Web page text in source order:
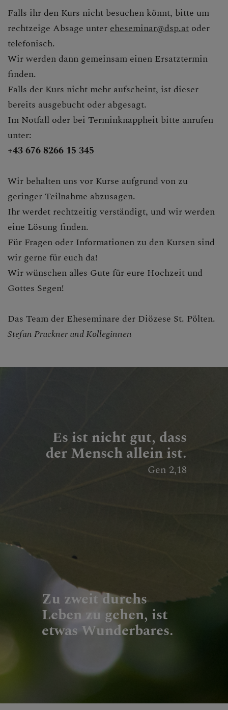
Falls ihr den Kurs nicht besuchen könnt, bitte um
rechtzeige Absage untereheseminar@dsp.at oder
telefonisch.
Wir werden dann gemeinsam einen Ersatztermin
finden.
Falls der Kurs nicht mehr aufscheint, ist dieser
bereits ausgebucht oder abgesagt.
Im Notfall oder bei Terminknappheit bitte anrufen
unter:
+43 676 8266 15 345
Wir behalten uns vor Kurse aufgrund von zu
geringer Teilnahme abzusagen.
Ihr werdet rechtzeitig verständigt, und wir werden
eine Lösung finden.
Für Fragen oder Informationen zu den Kursen sind
wir gerne für euch da!
Wir wünschen alles Gute für eure Hochzeit und
Gottes Segen!
Das Team der Eheseminare der Diözese St. Pölten.
Stefan Pruckner und Kolleginnen
Es ist nicht gut, dass
der Mensch allein ist.
Gen 2,18
Zu zweit durchs
Leben zu gehen, ist
etwas Wunderbares.